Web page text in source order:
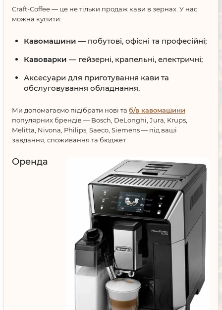
Craft-Coffee — це не тільки продаж кави в зернах. У нас
можна купити:
Кавомашини — побутові, офісні та професійні;
Кавоварки — гейзерні, крапельні, електричні;
Аксесуари для приготування кави та
обслуговування обладнання.
Ми допомагаємо підібрати нові та б/в кавомашини
популярних брендів — Bosch, DeLonghi, Jura, Krups,
Melitta, Nivona, Philips, Saeco, Siemens — під ваші
завдання, споживання та бюджет.
Оренда